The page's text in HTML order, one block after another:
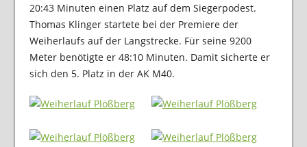
20:43 Minuten einen Platz auf dem Siegerpodest.
Thomas Klinger startete bei der Premiere der
Weiherlaufs auf der Langstrecke. Für seine 9200
Meter benötigte er 48:10 Minuten. Damit sicherte er
sich den 5. Platz in der AK M40.